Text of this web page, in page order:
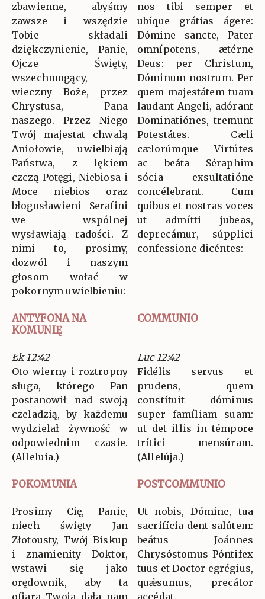
zbawienne, abyśmy
zawsze i wszędzie
Tobie składali
dziękczynienie, Panie,
Ojcze Święty,
wszechmogący,
wieczny Boże, przez
Chrystusa, Pana
naszego. Przez Niego
Twój majestat chwalą
Aniołowie, uwielbiają
Państwa, z lękiem
czczą Potęgi, Niebiosa i
Moce niebios oraz
błogosławieni Serafini
we wspólnej
wysławiają radości. Z
nimi to, prosimy,
dozwól i naszym
głosom wołać w
pokornym uwielbieniu:
nos tibi semper et
ubíque grátias ágere:
Dómine sancte, Pater
omnípotens, ætérne
Deus: per Christum,
Dóminum nostrum. Per
quem majestátem tuam
laudant Angeli, adórant
Dominatiónes, tremunt
Potestátes. Cæli
cælorúmque Virtútes
ac beáta Séraphim
sócia exsultatióne
concélebrant. Cum
quibus et nostras voces
ut admítti jubeas,
deprecámur, súpplici
confessione dicéntes:
ANTYFONA NA
KOMUNIĘ
COMMUNIO
Łk 12:42
Oto wierny i roztropny
sługa, którego Pan
postanowił nad swoją
czeladzią, by każdemu
wydzielał żywność w
odpowiednim czasie.
(Alleluia.)
Luc 12:42
Fidélis servus et
prudens, quem
constítuit dóminus
super famíliam suam:
ut det illis in témpore
trítici mensúram.
(Allelúja.)
POKOMUNIA POSTCOMMUNIO
Prosimy Cię, Panie,
niech święty Jan
Złotousty, Twój Biskup
i znamienity Doktor,
wstawi się jako
orędownik, aby ta
Ut nobis, Dómine, tua
sacrifícia dent salútem:
beátus Joánnes
Chrysóstomus Póntifex
tuus et Doctor egrégius,
quǽsumus, precátor